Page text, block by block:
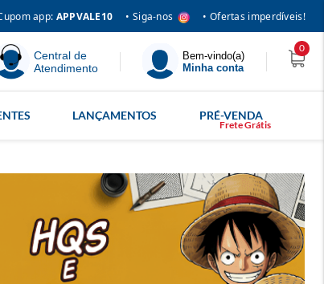
app: APPVALE10 • Siga-nos • Ofertas imperdíveis!
Central de
Atendimento
Bem-vindo(a)
Minha conta
0
LANÇAMENTOS PRÉ-VENDA